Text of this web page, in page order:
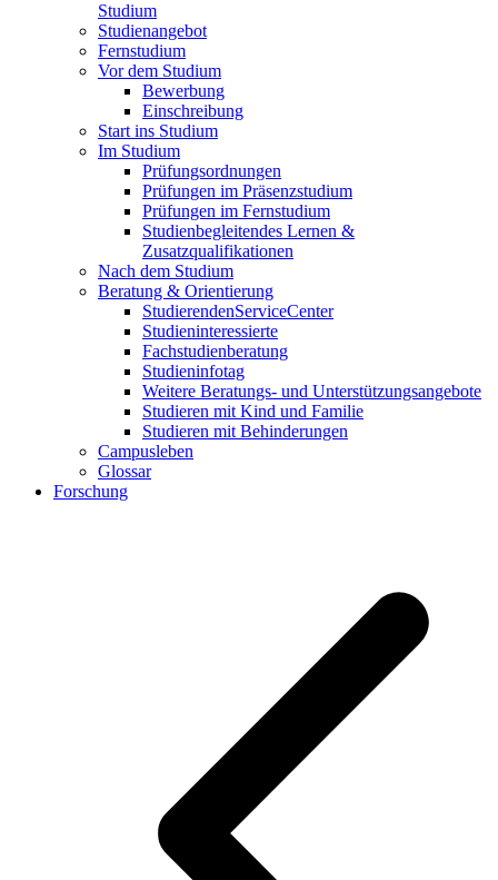
Studium
Studienangebot
Fernstudium
Vor dem Studium
Bewerbung
Einschreibung
Start ins Studium
Im Studium
Prüfungsordnungen
Prüfungen im Präsenzstudium
Prüfungen im Fernstudium
Studienbegleitendes Lernen &
Zusatzqualifikationen
Nach dem Studium
Beratung & Orientierung
StudierendenServiceCenter
Studieninteressierte
Fachstudienberatung
Studieninfotag
Weitere Beratungs- und Unterstützungsangebote
Studieren mit Kind und Familie
Studieren mit Behinderungen
Campusleben
Glossar
Forschung